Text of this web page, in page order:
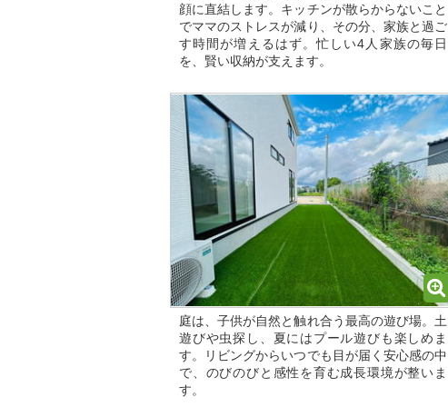
顔に直結します。キッチンが散らからないこと
でママのストレスが減り、その分、家族と過ご
す時間が増えるはず。忙しい4人家族の毎日
を、賢い収納が支えます。
庭は、子供が自然と触れ合う最高の遊び場。土
遊びや虫探し、夏にはプール遊びも楽しめま
す。リビングからいつでも目が届く安心感の中
で、のびのびと感性を育む成長環境が整いま
す。